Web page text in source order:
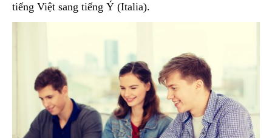
tiếng Việt sang tiếng Ý (Italia).